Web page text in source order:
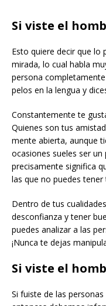
Si viste el
Esto quiere decir que
mirada, lo cual habla
persona
pelos en la lengua y
Constantemente te
Quienes son tus
mente abierta, aunque
ocasiones sueles ser
precisamente significa
las que no puedes
Dentro de tus
desconfianza y tener
puedes analizar a las
¡Nunca te dejas
Si viste el
Si fuiste de las